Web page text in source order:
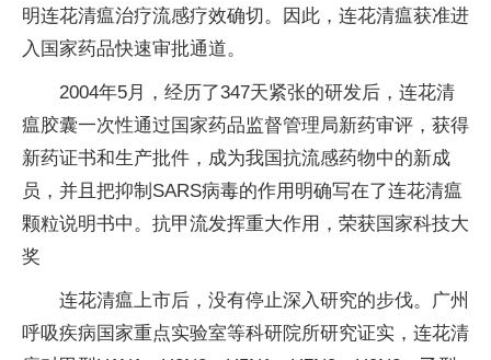
明连花清瘟治疗流感疗效确切。因此，连花清瘟获准进
入国家药品快速审批通道。
2004年5月，经历了347天紧张的研发后，连花清
瘟胶囊一次性通过国家药品监督管理局新药审评，获得
新药证书和生产批件，成为我国抗流感药物中的新成
员，并且把抑制SARS病毒的作用明确写在了连花清瘟
颗粒说明书中。抗甲流发挥重大作用，荣获国家科技大
奖
连花清瘟上市后，没有停止深入研究的步伐。广州
呼吸疾病国家重点实验室等科研院所研究证实，连花清